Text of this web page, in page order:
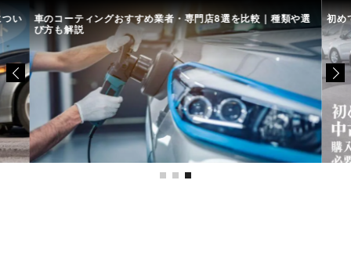
い 車のコーティングおすすめ業者・専門店8選を比較｜種類や選
び方も解説
初め